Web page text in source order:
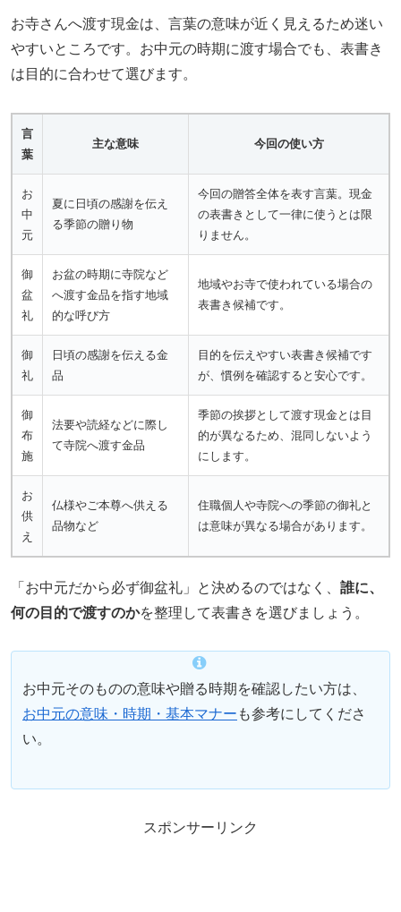
お寺さんへ渡す現金は、言葉の意味が近く見えるため迷い
やすいところです。お中元の時期に渡す場合でも、表書き
は目的に合わせて選びます。
言
葉
主な意味 今回の使い方
お
中
元
夏に日頃の感謝を伝え
る季節の贈り物
今回の贈答全体を表す言葉。現金
の表書きとして一律に使うとは限
りません。
御
盆
礼
お盆の時期に寺院など
へ渡す金品を指す地域
的な呼び方
地域やお寺で使われている場合の
表書き候補です。
御
礼
日頃の感謝を伝える金
品
目的を伝えやすい表書き候補です
が、慣例を確認すると安心です。
御
布
施
法要や読経などに際し
て寺院へ渡す金品
季節の挨拶として渡す現金とは目
的が異なるため、混同しないよう
にします。
お
供
え
仏様やご本尊へ供える
品物など
住職個人や寺院への季節の御礼と
は意味が異なる場合があります。
「お中元だから必ず御盆礼」と決めるのではなく、 誰に、
何の目的で渡すのかを整理して表書きを選びましょう。
お中元そのものの意味や贈る時期を確認したい方は、
お中元の意味・時期・基本マナー も参考にしてくださ
い。
スポンサーリンク